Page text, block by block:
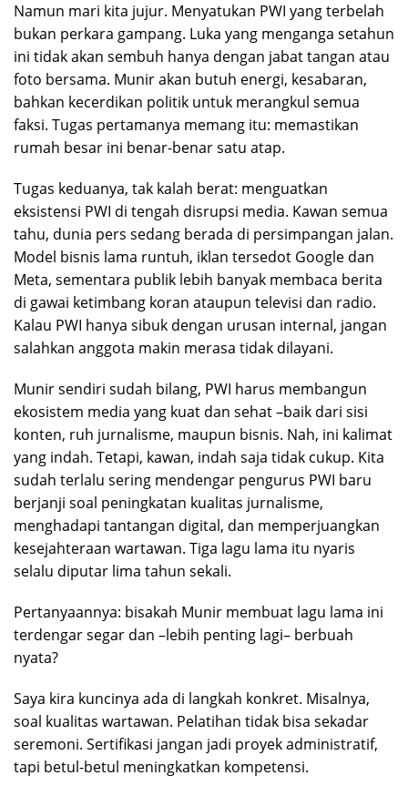
Namun mari kita jujur. Menyatukan PWI yang terbelah
bukan perkara gampang. Luka yang menganga setahun
ini tidak akan sembuh hanya dengan jabat tangan atau
foto bersama. Munir akan butuh energi, kesabaran,
bahkan kecerdikan politik untuk merangkul semua
faksi. Tugas pertamanya memang itu: memastikan
rumah besar ini benar-benar satu atap.
Tugas keduanya, tak kalah berat: menguatkan
eksistensi PWI di tengah disrupsi media. Kawan semua
tahu, dunia pers sedang berada di persimpangan jalan.
Model bisnis lama runtuh, iklan tersedot Google dan
Meta, sementara publik lebih banyak membaca berita
di gawai ketimbang koran ataupun televisi dan radio.
Kalau PWI hanya sibuk dengan urusan internal, jangan
salahkan anggota makin merasa tidak dilayani.
Munir sendiri sudah bilang, PWI harus membangun
ekosistem media yang kuat dan sehat –baik dari sisi
konten, ruh jurnalisme, maupun bisnis. Nah, ini kalimat
yang indah. Tetapi, kawan, indah saja tidak cukup. Kita
sudah terlalu sering mendengar pengurus PWI baru
berjanji soal peningkatan kualitas jurnalisme,
menghadapi tantangan digital, dan memperjuangkan
kesejahteraan wartawan. Tiga lagu lama itu nyaris
selalu diputar lima tahun sekali.
Pertanyaannya: bisakah Munir membuat lagu lama ini
terdengar segar dan –lebih penting lagi– berbuah
nyata?
Saya kira kuncinya ada di langkah konkret. Misalnya,
soal kualitas wartawan. Pelatihan tidak bisa sekadar
seremoni. Sertifikasi jangan jadi proyek administratif,
tapi betul-betul meningkatkan kompetensi.